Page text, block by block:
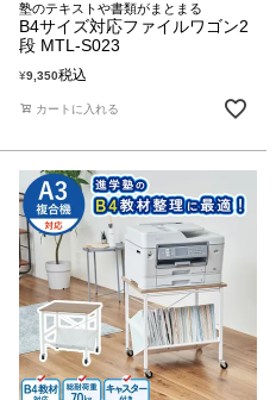
塾のテキストや書類がまとまる
B4サイズ対応ファイルワゴン2
段 MTL-S023
¥9,350税込
カートに入れる